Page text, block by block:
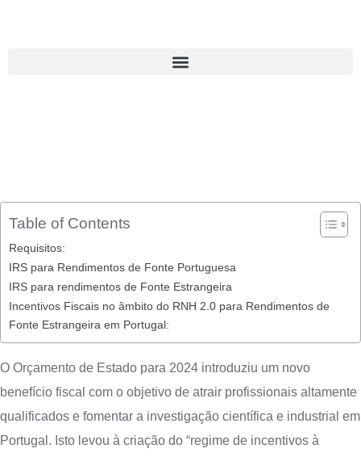
Table of Contents
Requisitos:
IRS para Rendimentos de Fonte Portuguesa
IRS para rendimentos de Fonte Estrangeira
Incentivos Fiscais no âmbito do RNH 2.0 para Rendimentos de
Fonte Estrangeira em Portugal:
O Orçamento de Estado para 2024 introduziu um novo
benefício fiscal com o objetivo de atrair profissionais altamente
qualificados e fomentar a investigação científica e industrial em
Portugal. Isto levou à criação do “regime de incentivos à